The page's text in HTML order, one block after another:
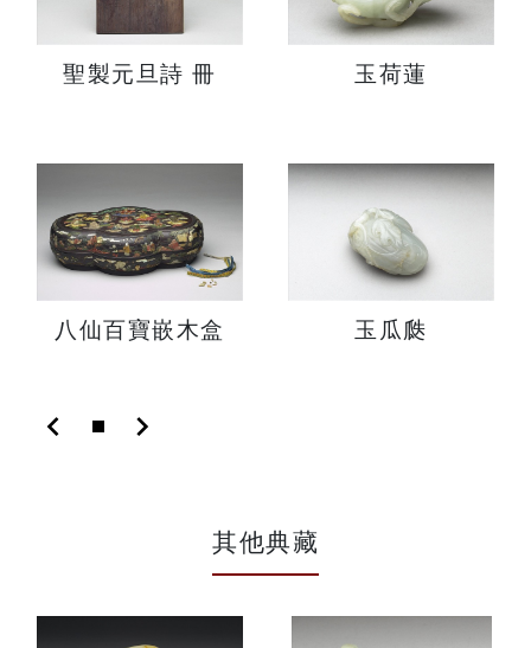
聖製元旦詩 冊 玉荷蓮
八仙百寶嵌木盒 玉瓜瓞
chevron_left chevron_right
其他典藏